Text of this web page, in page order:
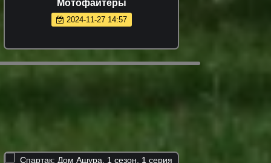
Мотофайтеры
2024-11-27 14:57